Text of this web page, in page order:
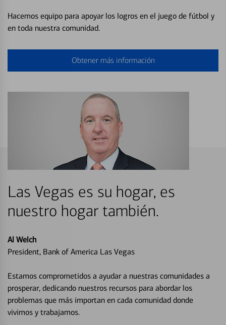
Hacemos equipo para apoyar los logros en el juego de fútbol y
en toda nuestra comunidad.
Obtener más información
Las Vegas es su hogar, es
nuestro hogar también.
Al Welch
President, Bank of America Las Vegas
Estamos comprometidos a ayudar a nuestras comunidades a
prosperar, dedicando nuestros recursos para abordar los
problemas que más importan en cada comunidad donde
vivimos y trabajamos.